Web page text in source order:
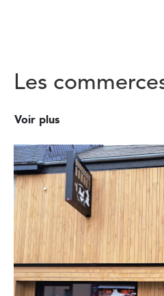
Les
Voir plus